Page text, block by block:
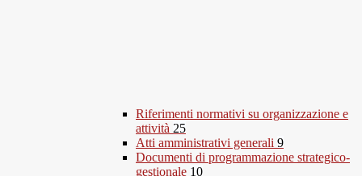
Riferimenti normativi su organizzazione e
attività 25
Atti amministrativi generali 9
Documenti di programmazione strategico-
gestionale 10